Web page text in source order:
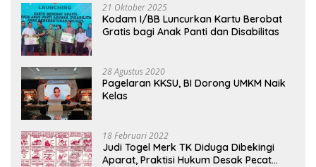
21 Oktober 2025
Kodam I/BB Luncurkan Kartu Berobat
Gratis bagi Anak Panti dan Disabilitas
28 Agustus 2020
Pagelaran KKSU, BI Dorong UMKM Naik
Kelas
18 Februari 2022
Judi Togel Merk TK Diduga Dibekingi
Aparat, Praktisi Hukum Desak Pecat